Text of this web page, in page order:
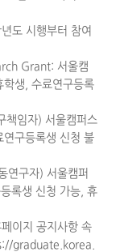
도 시행부터 참여
Grant: 서울캠
생, 수료연구등록
책임자) 서울캠퍼스
연구등록생 신청 불
울캠퍼
록생 신청 가능, 휴
이지 공지사항 속
graduate.korea.